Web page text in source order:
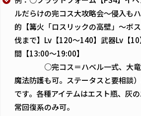
ルだらけの完コス大攻略会～侵入も
的【篝火「ロスリックの高壁」～ボ
伐まで】Lv【120～140】武器Lv【
間【13:00～19:00】
○完コス＝ハベル一式、大竜牙
魔法防護も可。ステータスと要相談
です。各種アイテムはエスト瓶、灰
常回復系のみ可。